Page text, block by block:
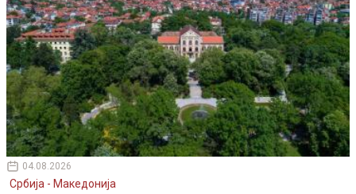
04.08.2026
Србија - Македонија